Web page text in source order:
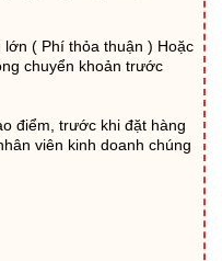
( Phí thỏa thuận ) Hoặc
chuyển khoản trước
điểm, trước khi đặt hàng
viên kinh doanh chúng